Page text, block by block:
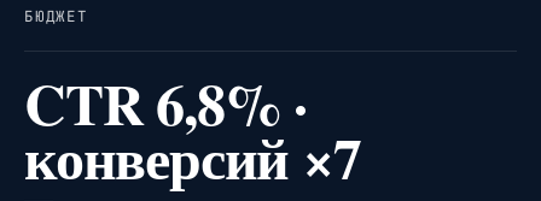
БЮДЖЕТ
CTR 6,8% ·
конверсий ×7